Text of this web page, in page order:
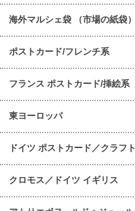
海外マルシェ袋 （市場の紙袋）
ポストカード/フレンチ系
フランス ポストカード/挿絵系
東ヨーロッパ
ドイツ ポストカード／クラフト
クロモス／ドイツ イギリス